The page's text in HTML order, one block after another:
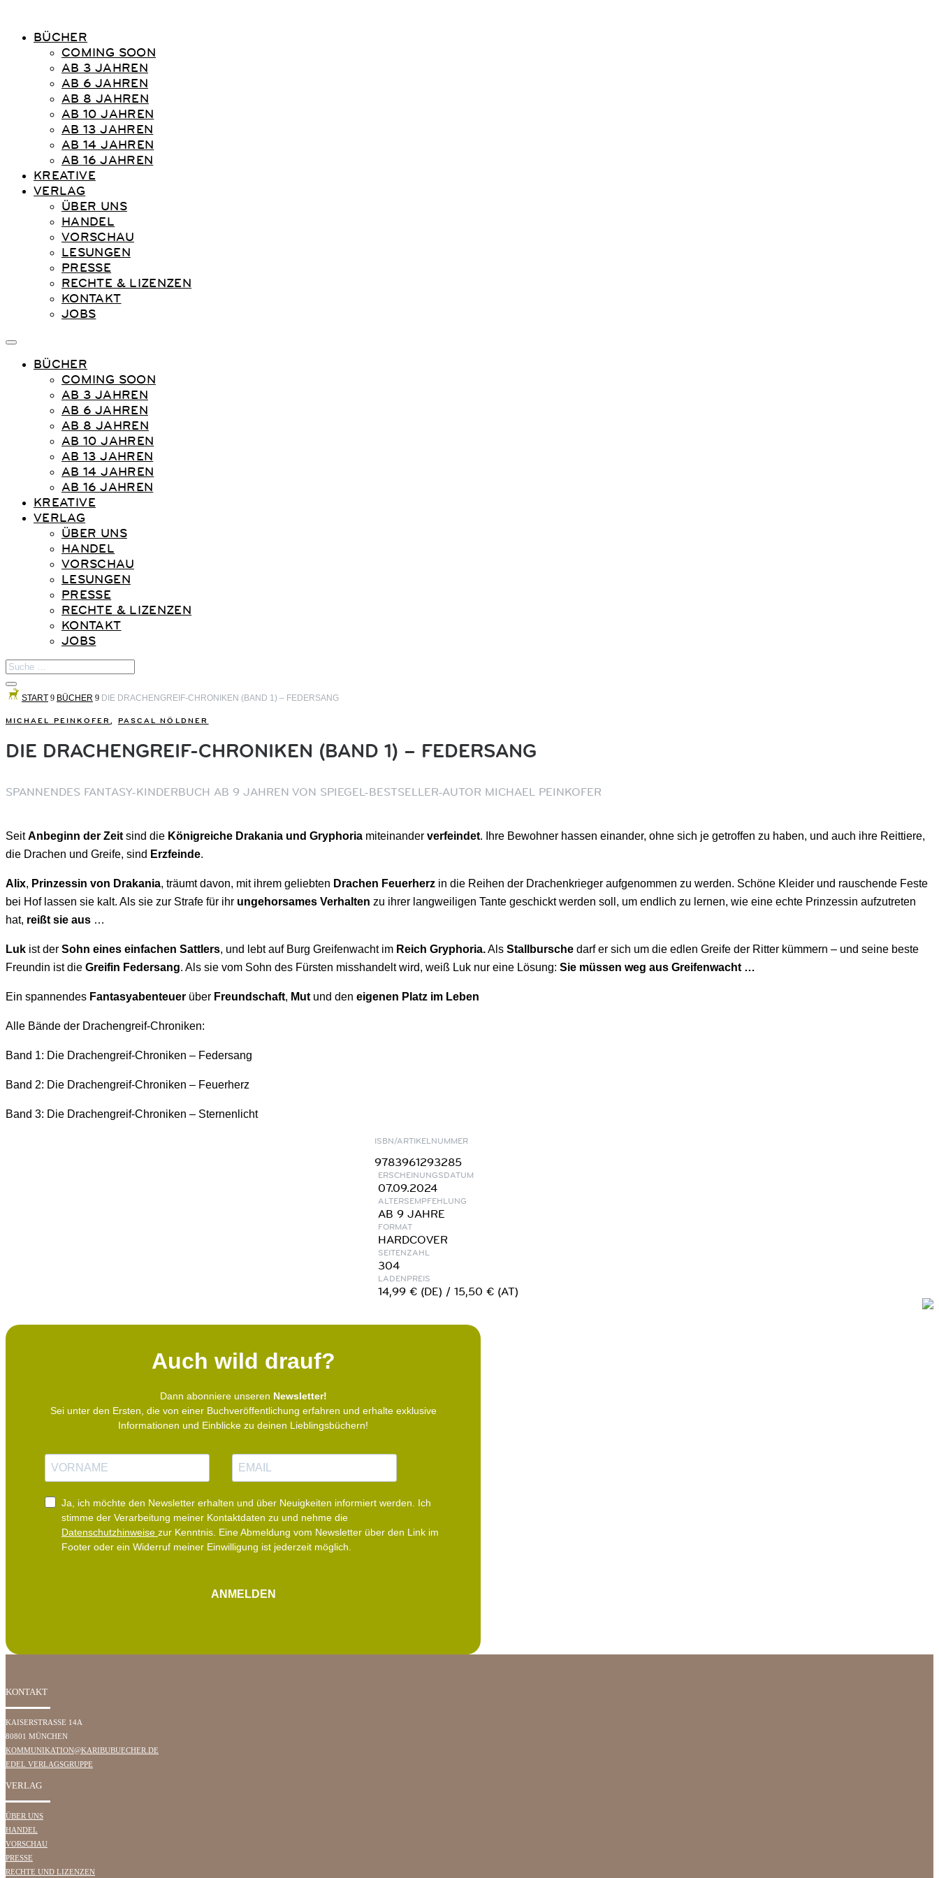
BÜCHER
COMING SOON
AB 3 JAHREN
AB 6 JAHREN
AB 8 JAHREN
AB 10 JAHREN
AB 13 JAHREN
AB 14 JAHREN
AB 16 JAHREN
KREATIVE
VERLAG
ÜBER UNS
HANDEL
VORSCHAU
LESUNGEN
PRESSE
RECHTE & LIZENZEN
KONTAKT
JOBS
BÜCHER
COMING SOON
AB 3 JAHREN
AB 6 JAHREN
AB 8 JAHREN
AB 10 JAHREN
AB 13 JAHREN
AB 14 JAHREN
AB 16 JAHREN
KREATIVE
VERLAG
ÜBER UNS
HANDEL
VORSCHAU
LESUNGEN
PRESSE
RECHTE & LIZENZEN
KONTAKT
JOBS
START 9 BÜCHER 9 DIE DRACHENGREIF-CHRONIKEN (BAND 1) – FEDERSANG
MICHAEL PEINKOFER, PASCAL NÖLDNER
DIE DRACHENGREIF-CHRONIKEN (BAND 1) – FEDERSANG
SPANNENDES FANTASY-KINDERBUCH AB 9 JAHREN VON SPIEGEL-BESTSELLER-AUTOR MICHAEL PEINKOFER
SeitAnbeginn der Zeit sind die Königreiche Drakania und Gryphoria miteinander verfeindet. Ihre Bewohner hassen einander, ohne sich je getroffen zu haben, und auch ihre Reittiere,
die Drachen und Greife, sind Erzfeinde.
Alix, Prinzessin von Drakania, träumt davon, mit ihrem geliebten Drachen Feuerherz in die Reihen der Drachenkrieger aufgenommen zu werden. Schöne Kleider und rauschende Feste
bei Hof lassen sie kalt. Als sie zur Strafe für ihr ungehorsames Verhalten zu ihrer langweiligen Tante geschickt werden soll, um endlich zu lernen, wie eine echte Prinzessin aufzutreten
hat, reißt sie aus …
Luk ist der Sohn eines einfachen Sattlers, und lebt auf Burg Greifenwacht im Reich Gryphoria.Als Stallbursche darf er sich um die edlen Greife der Ritter kümmern – und seine beste
Freundin ist die Greifin Federsang. Als sie vom Sohn des Fürsten misshandelt wird, weiß Luk nur eine Lösung: Sie müssen weg aus Greifenwacht …
Ein spannendes Fantasyabenteuer über Freundschaft, Mut und den eigenen Platz im Leben
Alle Bände der Drachengreif-Chroniken:
Band 1: Die Drachengreif-Chroniken – Federsang
Band 2: Die Drachengreif-Chroniken – Feuerherz
Band 3: Die Drachengreif-Chroniken – Sternenlicht
ISBN/ARTIKELNUMMER
9783961293285
ERSCHEINUNGSDATUM
07.09.2024
ALTERSEMPFEHLUNG
AB 9 JAHRE
FORMAT
HARDCOVER
SEITENZAHL
304
LADENPREIS
14,99 € (DE) / 15,50 € (AT)
Auch wild drauf?
Dann abonniere unseren Newsletter!
Sei unter den Ersten, die von einer Buchveröffentlichung erfahren und erhalte exklusive
Informationen und Einblicke zu deinen Lieblingsbüchern!
m
M
i
l
Ja, ich möchte den Newsletter erhalten und über Neuigkeiten informiert werden.
Ich
stimme der Verarbeitung meiner Kontaktdaten zu und nehme die
Datenschutzhinweise zur Kenntnis. Eine Abmeldung vom Newsletter über den Link im
Footer oder ein Widerruf meiner Einwilligung ist jederzeit möglich.
ANMELDEN
KONTAKT
KAISERSTRASSE 14A
80801 MÜNCHEN
KOMMUNIKATION@KARIBUBUECHER.DE
EDEL VERLAGSGRUPPE
VERLAG
ÜBER UNS
HANDEL
VORSCHAU
PRESSE
RECHTE UND LIZENZEN